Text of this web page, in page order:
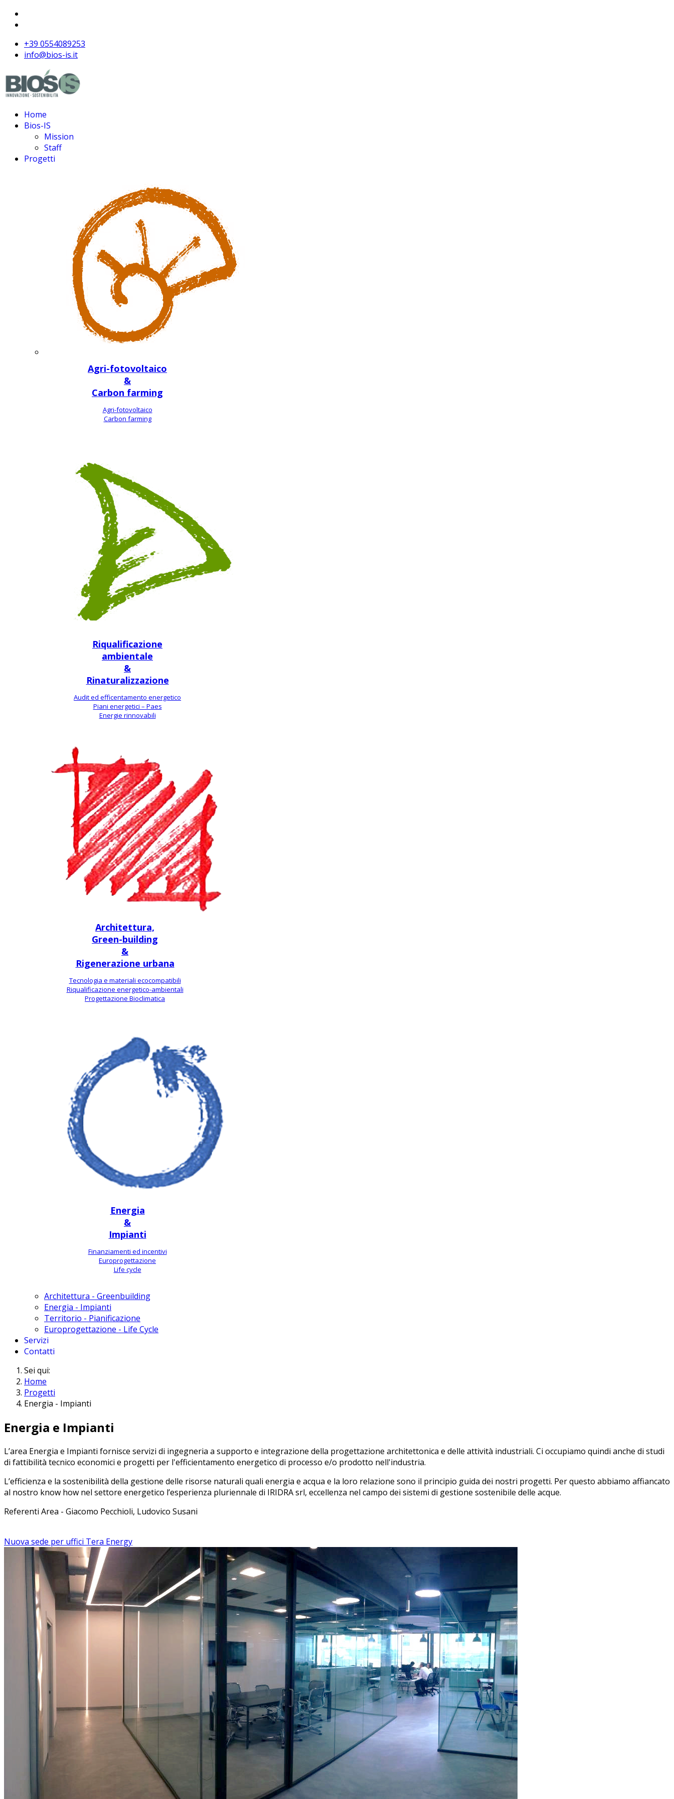
+39 0554089253
info@bios-is.it
Home
Bios-IS
Mission
Staff
Progetti
Agri-fotovoltaico
&
Carbon farming
Agri-fotovoltaico
Carbon farming
Riqualificazione
ambientale
&
Rinaturalizzazione
Audit ed efficentamento energetico
Piani energetici – Paes
Energie rinnovabili
Architettura,
Green-building
&
Rigenerazione urbana
Tecnologia e materiali ecocompatibili
Riqualificazione energetico-ambientali
Progettazione Bioclimatica
Energia
&
Impianti
Finanziamenti ed incentivi
Europrogettazione
Life cycle
Architettura - Greenbuilding
Energia - Impianti
Territorio - Pianificazione
Europrogettazione - Life Cycle
Servizi
Contatti
Sei qui:
Home
Progetti
Energia - Impianti
Energia e Impianti
L’area Energia e Impianti fornisce servizi di ingegneria a supporto e integrazione della progettazione architettonica e delle attività industriali. Ci occupiamo quindi anche di studi
di fattibilità tecnico economici e progetti per l'efficientamento energetico di processo e/o prodotto nell'industria.
L’efficienza e la sostenibilità della gestione delle risorse naturali quali energia e acqua e la loro relazione sono il principio guida dei nostri progetti. Per questo abbiamo affiancato
al nostro know how nel settore energetico l’esperienza pluriennale di IRIDRA srl, eccellenza nel campo dei sistemi di gestione sostenibile delle acque.
Referenti Area - Giacomo Pecchioli, Ludovico Susani
Nuova sede per uffici Tera Energy